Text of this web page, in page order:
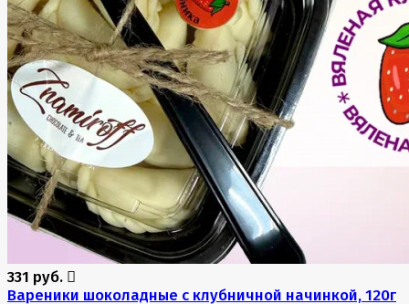
331 руб.
Вареники шоколадные с клубничной начинкой, 120г